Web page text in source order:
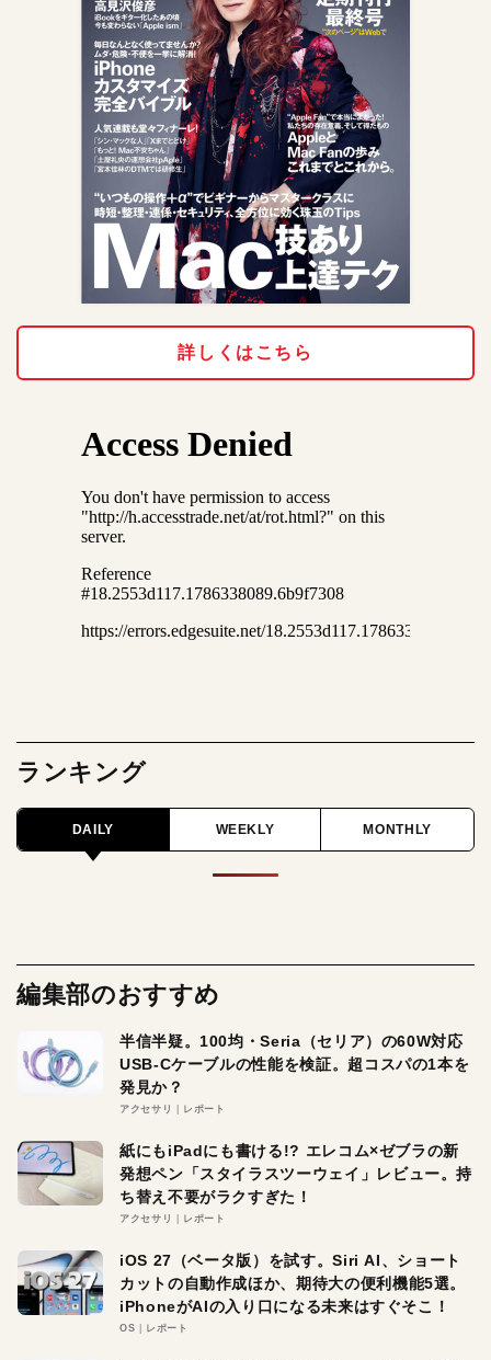
詳しくはこちら
ランキング
DAILY WEEKLY MONTHLY
編集部のおすすめ
半信半疑。100均・Seria（セリア）の60W対応
USB-Cケーブルの性能を検証。超コスパの1本を
発見か？
アクセサリ レポート
紙にもiPadにも書ける!? エレコム×ゼブラの新
発想ペン「スタイラスツーウェイ」レビュー。持
ち替え不要がラクすぎた！
アクセサリ レポート
iOS 27（ベータ版）を試す。Siri AI、ショート
カットの自動作成ほか、期待大の便利機能5選。
iPhoneがAIの入り口になる未来はすぐそこ！
OS レポート